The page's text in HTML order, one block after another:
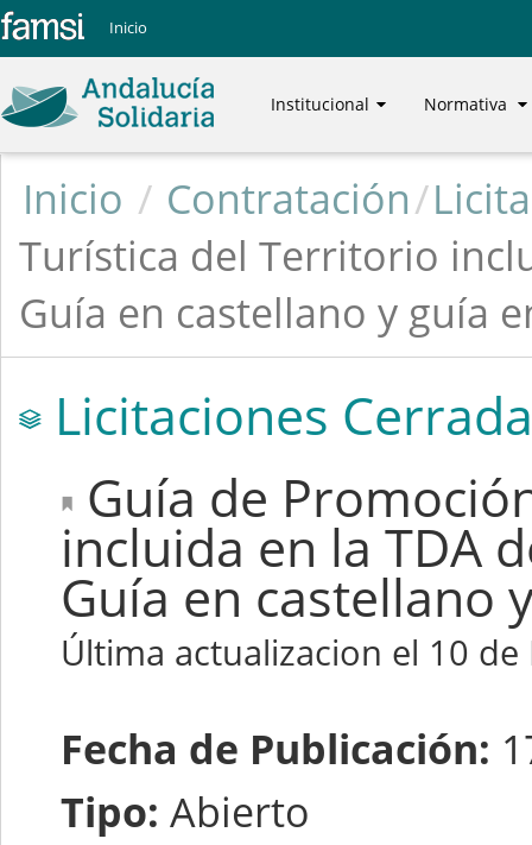
Inicio
Institucional Normativa
Inicio / Contratación/
Turística del Territorio
Guía en castellano y guía
Licitaciones
Guía de
incluida en la TDA
Guía en castellano
Última actualizacion el 10
Fecha de Publicación:
Tipo: Abierto